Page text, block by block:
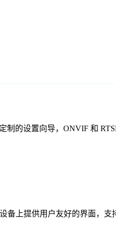
制的设置向导，ONVIF 和
上提供用户友好的界面，